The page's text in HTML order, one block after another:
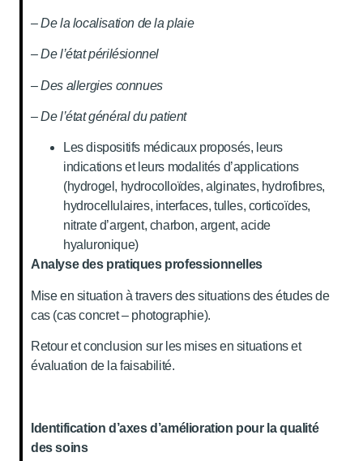
– De la localisation de la plaie
– De l’état périlésionnel
– Des allergies connues
– De l’état général du patient
Les dispositifs médicaux proposés, leurs
indications et leurs modalités d’applications
(hydrogel, hydrocolloïdes, alginates, hydrofibres,
hydrocellulaires, interfaces, tulles, corticoïdes,
nitrate d’argent, charbon, argent, acide
hyaluronique)
Analyse des pratiques professionnelles
Mise en situation à travers des situations des études de
cas (cas concret – photographie).
Retour et conclusion sur les mises en situations et
évaluation de la faisabilité.
Identification d’axes d’amélioration pour la qualité
des soins